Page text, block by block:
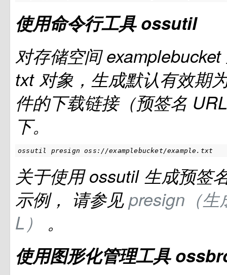
使用命令行工具ossutil
对存储空间examplebucket
txt对象，生成默认有效期
件的下载链接（预签名
下。
ossutil presign oss://examplebucket/example.txt
关于使用ossutil 生成预签
示例， 请参见presign（
L） 。
使用图形化管理工具